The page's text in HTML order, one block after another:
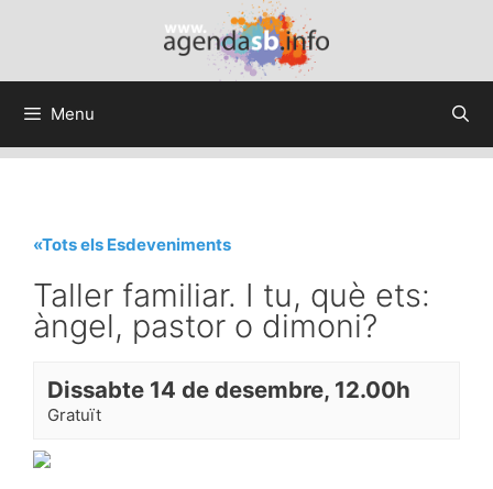
Menu
«Tots els Esdeveniments
Taller familiar. I tu, què ets:
àngel, pastor o dimoni?
Dissabte 14 de desembre, 12.00h
Gratuït